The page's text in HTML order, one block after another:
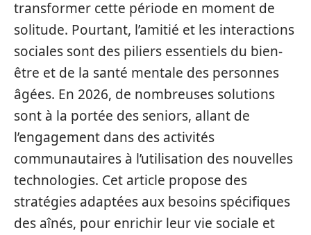
transformer cette période en moment de
solitude. Pourtant, l’amitié et les interactions
sociales sont des piliers essentiels du bien-
être et de la santé mentale des personnes
âgées. En 2026, de nombreuses solutions
sont à la portée des seniors, allant de
l’engagement dans des activités
communautaires à l’utilisation des nouvelles
technologies. Cet article propose des
stratégies adaptées aux besoins spécifiques
des aînés, pour enrichir leur vie sociale et